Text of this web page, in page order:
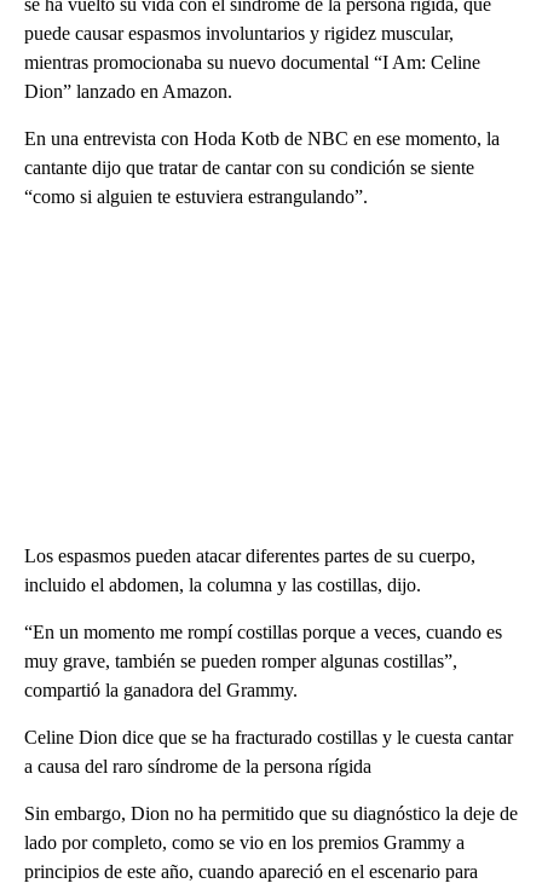
se ha vuelto su vida con el síndrome de la persona rígida, que
puede causar espasmos involuntarios y rigidez muscular,
mientras promocionaba su nuevo documental “I Am: Celine
Dion” lanzado en Amazon.
En una entrevista con Hoda Kotb de NBC en ese momento, la
cantante dijo que tratar de cantar con su condición se siente
“como si alguien te estuviera estrangulando”.
Los espasmos pueden atacar diferentes partes de su cuerpo,
incluido el abdomen, la columna y las costillas, dijo.
“En un momento me rompí costillas porque a veces, cuando es
muy grave, también se pueden romper algunas costillas”,
compartió la ganadora del Grammy.
Celine Dion dice que se ha fracturado costillas y le cuesta cantar
a causa del raro síndrome de la persona rígida
Sin embargo, Dion no ha permitido que su diagnóstico la deje de
lado por completo, como se vio en los premios Grammy a
principios de este año, cuando apareció en el escenario para